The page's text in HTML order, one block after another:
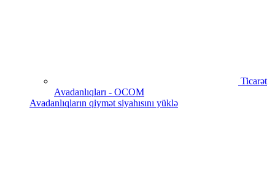
Ticarət
Avadanlıqları - OCOM
Avadanlıqların qiymət siyahısını yüklə